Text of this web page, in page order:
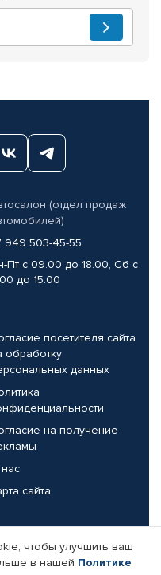
(отдел продаж
949 503-45-55
Пт с 09.00 до 18.00, Сб с
до 15.00
посетителя сайта
обработку
данных
на получение
сайта
чтобы улучшить ваш
в нашей Политике